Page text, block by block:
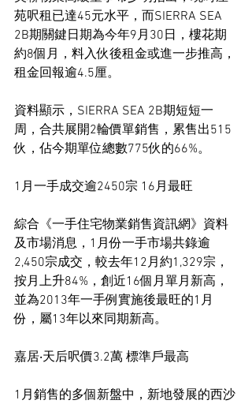
苑呎租已達45元水平，而SIERRA SEA
2B期關鍵日期為今年9月30日，樓花期
約8個月，料入伙後租金或進一步推高，
租金回報逾4.5厘。
資料顯示，SIERRA SEA 2B期短短一
周，合共展開2輪價單銷售，累售出515
伙，佔今期單位總數775伙的66%。
1月一手成交逾2450宗 16月最旺
綜合《一手住宅物業銷售資訊網》資料
及市場消息，1月份一手市場共錄逾
2,450宗成交，較去年12月約1,329宗，
按月上升84%，創近16個月單月新高，
並為2013年一手例實施後最旺的1月
份，屬13年以來同期新高。
嘉居‧天后呎價3.2萬 標準戶最高
1月銷售的多個新盤中，新地發展的西沙